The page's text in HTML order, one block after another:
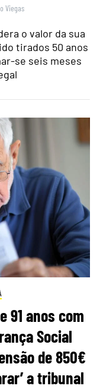
Viegas
o valor da sua
tirados 50 anos
se seis meses
91 anos com
Social
de 850€
a tribunal